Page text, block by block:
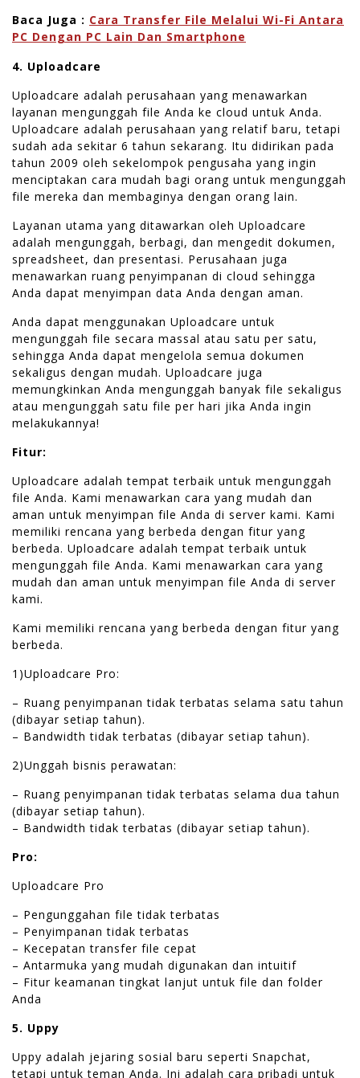
Baca Juga : Cara Transfer File Melalui Wi-Fi Antara
PC Dengan PC Lain Dan Smartphone
4. Uploadcare
Uploadcare adalah perusahaan yang menawarkan
layanan mengunggah file Anda ke cloud untuk Anda.
Uploadcare adalah perusahaan yang relatif baru, tetapi
sudah ada sekitar 6 tahun sekarang. Itu didirikan pada
tahun 2009 oleh sekelompok pengusaha yang ingin
menciptakan cara mudah bagi orang untuk mengunggah
file mereka dan membaginya dengan orang lain.
Layanan utama yang ditawarkan oleh Uploadcare
adalah mengunggah, berbagi, dan mengedit dokumen,
spreadsheet, dan presentasi. Perusahaan juga
menawarkan ruang penyimpanan di cloud sehingga
Anda dapat menyimpan data Anda dengan aman.
Anda dapat menggunakan Uploadcare untuk
mengunggah file secara massal atau satu per satu,
sehingga Anda dapat mengelola semua dokumen
sekaligus dengan mudah. Uploadcare juga
memungkinkan Anda mengunggah banyak file sekaligus
atau mengunggah satu file per hari jika Anda ingin
melakukannya!
Fitur:
Uploadcare adalah tempat terbaik untuk mengunggah
file Anda. Kami menawarkan cara yang mudah dan
aman untuk menyimpan file Anda di server kami. Kami
memiliki rencana yang berbeda dengan fitur yang
berbeda. Uploadcare adalah tempat terbaik untuk
mengunggah file Anda. Kami menawarkan cara yang
mudah dan aman untuk menyimpan file Anda di server
kami.
Kami memiliki rencana yang berbeda dengan fitur yang
berbeda.
1)Uploadcare Pro:
– Ruang penyimpanan tidak terbatas selama satu tahun
(dibayar setiap tahun).
– Bandwidth tidak terbatas (dibayar setiap tahun).
2)Unggah bisnis perawatan:
– Ruang penyimpanan tidak terbatas selama dua tahun
(dibayar setiap tahun).
– Bandwidth tidak terbatas (dibayar setiap tahun).
Pro:
Uploadcare Pro
– Pengunggahan file tidak terbatas
– Penyimpanan tidak terbatas
– Kecepatan transfer file cepat
– Antarmuka yang mudah digunakan dan intuitif
– Fitur keamanan tingkat lanjut untuk file dan folder
Anda
5. Uppy
Uppy adalah jejaring sosial baru seperti Snapchat,
tetapi untuk teman Anda. Ini adalah cara pribadi untuk